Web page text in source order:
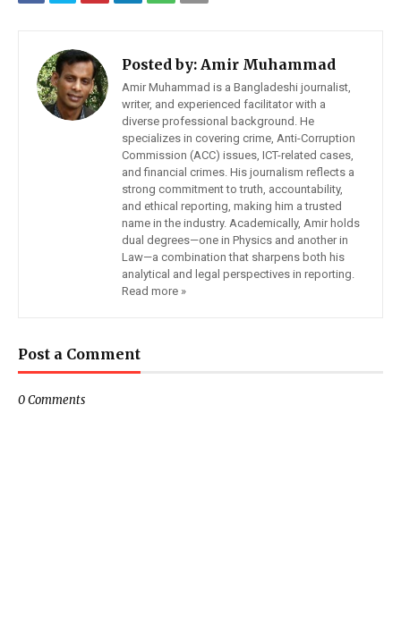
Posted by: Amir Muhammad
Amir Muhammad is a Bangladeshi journalist,
writer, and experienced facilitator with a
diverse professional background. He
specializes in covering crime, Anti-Corruption
Commission (ACC) issues, ICT-related cases,
and financial crimes. His journalism reflects a
strong commitment to truth, accountability,
and ethical reporting, making him a trusted
name in the industry. Academically, Amir holds
dual degrees—one in Physics and another in
Law—a combination that sharpens both his
analytical and legal perspectives in reporting.
Read more »
Post a Comment
0 Comments